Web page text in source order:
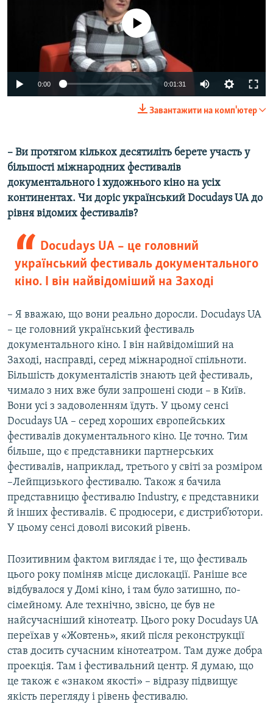
No media source currently available
0:00 0:01:31
Завантажити на комп'ютер
– Ви протягом кількох десятиліть берете участь у
більшості міжнародних фестивалів
документального і художнього кіно на усіх
континентах. Чи доріс український Docudays UAдо
рівня відомих фестивалів?
Docudays UA – це головний
український фестиваль документального
кіно. І він найвідоміший на Заході
– Я вважаю, що вони реально доросли. Docudays UA
– це головний український фестиваль
документального кіно. І він найвідоміший на
Заході, насправді, серед міжнародної спільноти.
Більшість документалістів знають цей фестиваль,
чимало з них вже були запрошені сюди – в Київ.
Вони усі з задоволенням їдуть. У цьому сенсі
Docudays UA – серед хороших європейських
фестивалів документального кіно. Це точно. Тим
більше, що є представники партнерських
фестивалів, наприклад, третього у світі за розміром
–Лейпцизького фестивалю. Також я бачила
представницю фестивалю Industry, є представники
й інших фестивалів. Є продюсери, є дистриб’ютори.
У цьому сенсі доволі високий рівень.
Позитивним фактом виглядає і те, що фестиваль
цього року поміняв місце дислокації. Раніше все
відбувалося у Домі кіно, і там було затишно, по-
сімейному. Але технічно, звісно, це був не
найсучасніший кінотеатр. Цього року Docudays UA
переїхав у «Жовтень», який після реконструкції
став досить сучасним кінотеатром. Там дуже добра
проекція. Там і фестивальний центр. Я думаю, що
це також є «знаком якості» – відразу підвищує
якість перегляду і рівень фестивалю.